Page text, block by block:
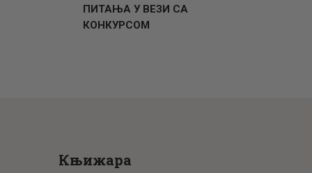
ПИТАЊА У ВЕЗИ СА
КОНКУРСОМ
Књижара